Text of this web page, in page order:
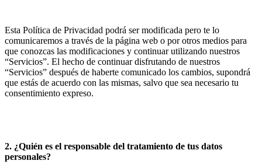
Esta Política de Privacidad podrá ser modificada pero te lo
comunicaremos a través de la página web o por otros medios para
que conozcas las modificaciones y continuar utilizando nuestros
“Servicios”. El hecho de continuar disfrutando de nuestros
“Servicios” después de haberte comunicado los cambios, supondrá
que estás de acuerdo con las mismas, salvo que sea necesario tu
consentimiento expreso.
2. ¿Quién es el responsable del tratamiento de tus datos
personales?